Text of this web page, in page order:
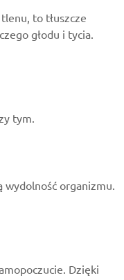
to tłuszcze
głodu i tycia.
tym.
wydolność organizmu.
Dzięki